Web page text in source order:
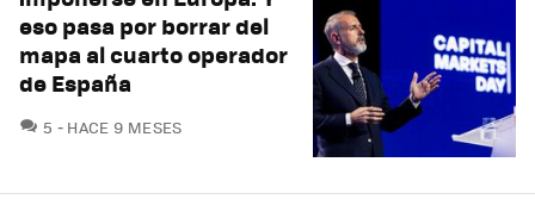
eso pasa por borrar del
mapa al cuarto operador
de España
5 COMENTARIOS
HACE 9 MESES